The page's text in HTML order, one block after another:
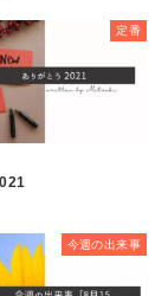
定番
今週の出来事